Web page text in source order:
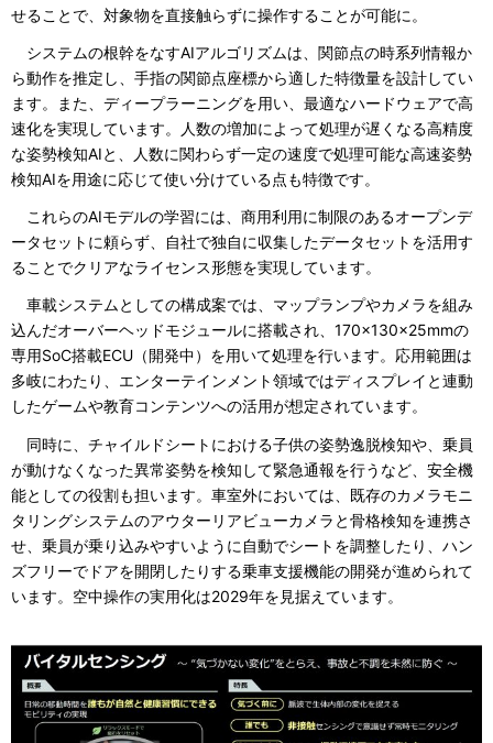
せることで、対象物を直接触らずに操作することが可能に。
システムの根幹をなすAIアルゴリズムは、関節点の時系列情報か
ら動作を推定し、手指の関節点座標から適した特徴量を設計してい
ます。また、ディープラーニングを用い、最適なハードウェアで高
速化を実現しています。人数の増加によって処理が遅くなる高精度
な姿勢検知AIと、人数に関わらず一定の速度で処理可能な高速姿勢
検知AIを用途に応じて使い分けている点も特徴です。
これらのAIモデルの学習には、商用利用に制限のあるオープンデ
ータセットに頼らず、自社で独自に収集したデータセットを活用す
ることでクリアなライセンス形態を実現しています。
車載システムとしての構成案では、マップランプやカメラを組み
込んだオーバーヘッドモジュールに搭載され、170×130×25mmの
専用SoC搭載ECU（開発中）を用いて処理を行います。応用範囲は
多岐にわたり、エンターテインメント領域ではディスプレイと連動
したゲームや教育コンテンツへの活用が想定されています。
同時に、チャイルドシートにおける子供の姿勢逸脱検知や、乗員
が動けなくなった異常姿勢を検知して緊急通報を行うなど、安全機
能としての役割も担います。車室外においては、既存のカメラモニ
タリングシステムのアウターリアビューカメラと骨格検知を連携さ
せ、乗員が乗り込みやすいように自動でシートを調整したり、ハン
ズフリーでドアを開閉したりする乗車支援機能の開発が進められて
います。空中操作の実用化は2029年を見据えています。